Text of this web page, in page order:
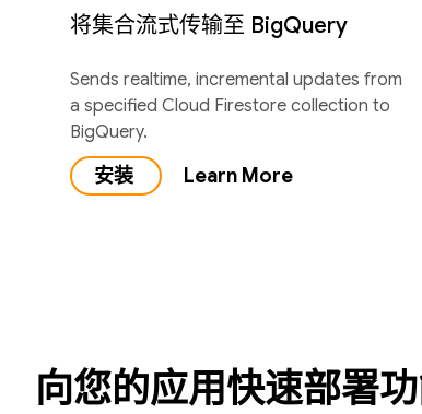
将集合流式传输至 BigQuery
Sends realtime, incremental updates from
a specified Cloud Firestore collection to
BigQuery.
安装 Learn More
向您的应用快速部署